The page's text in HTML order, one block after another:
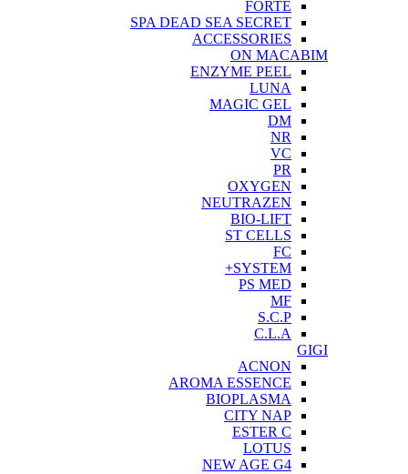
FORTE
SPA DEAD SEA SECRET
ACCESSORIES
ON MACABIM
ENZYME PEEL
LUNA
MAGIC GEL
DM
NR
VC
PR
OXYGEN
NEUTRAZEN
BIO-LIFT
ST CELLS
FC
SYSTEM+
PS MED
MF
S.C.P
C.L.A
GIGI
ACNON
AROMA ESSENCE
BIOPLASMA
CITY NAP
ESTER C
LOTUS
NEW AGE G4